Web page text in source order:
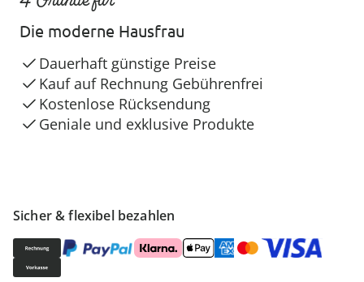
Sicher & flexibel bezahlen
Die moderne Hausfrau
Dauerhaft günstige Preise
Kauf auf Rechnung Gebührenfrei
Kostenlose Rücksendung
Geniale und exklusive Produkte